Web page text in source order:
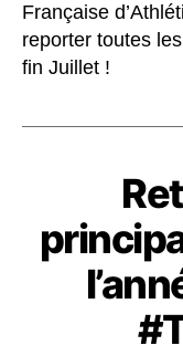
Française
reporter toutes
fin Juillet !